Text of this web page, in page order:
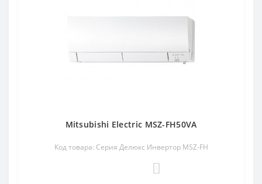
Mitsubishi Electric MSZ-FH50VA
Код товара: Серия Делюкс Инвертор MSZ-FH